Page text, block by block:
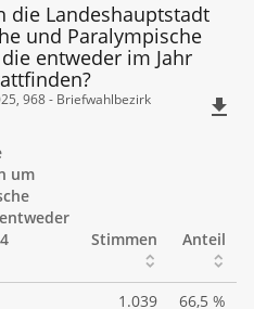
die Landeshauptstadt
und Paralympische
entweder im Jahr
968 - Briefwahlbezirk
file_download
um
Stimmen Anteil
1.039 66,5 %